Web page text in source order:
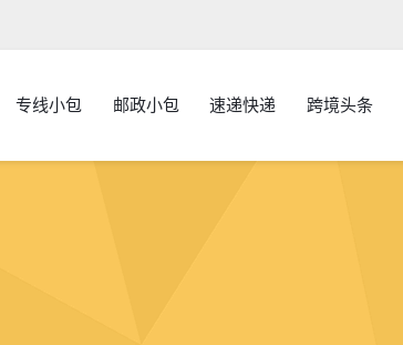
专线小包 邮政小包 速递快递 跨境头条